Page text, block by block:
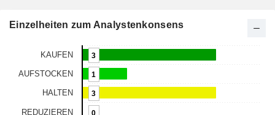
Einzelheiten zum Analystenkonsens